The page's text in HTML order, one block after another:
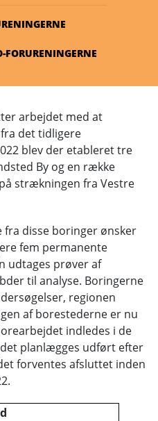
FORURENINGERNE
arbejdet med at
det tidligere
blev der etableret tre
By og en række
strækningen fra Vestre
fra disse boringer ønsker
fem permanente
udtages prøver af
til analyse. Boringerne
regionen
af borestederne er nu
indledes i de
planlægges udført efter
forventes afsluttet inden